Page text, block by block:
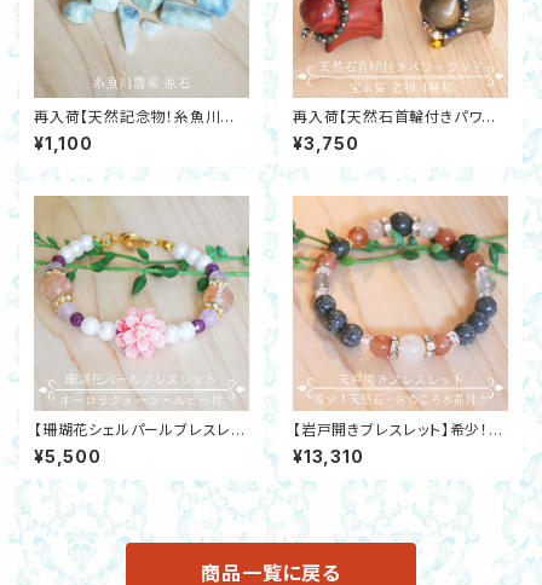
再入荷【天然記念物！糸魚川翡
翠】原石さざれ20ｇ ジェダイト
開運 邪気除け
¥1,100
再入荷【天然石首輪付きパワー
ウッド宝来猫4種】金運・勝負運・
浄化・厄除けテラヘルツ北投石
淡水パール 開運
¥3,750
【珊瑚花シェルパールブレスレッ
ト】オーロラクォーツ・ルビー・ラ
ベンダーアメジスト開運 邪気除
け
¥5,500
【岩戸開きブレスレット】希少！天
照石・おのころ水晶・山形めの
う・サンストーン・戸隠石 日本銘
石正規品 開運 活性 邪気除け
¥13,310
商品一覧に戻る